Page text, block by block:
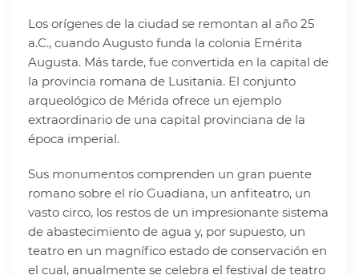
Los orígenes de la ciudad se remontan al año 25
a.C., cuando Augusto funda la colonia Emérita
Augusta. Más tarde, fue convertida en la capital de
la provincia romana de Lusitania. El conjunto
arqueológico de Mérida ofrece un ejemplo
extraordinario de una capital provinciana de la
época imperial.
Sus monumentos comprenden un gran puente
romano sobre el río Guadiana, un anfiteatro, un
vasto circo, los restos de un impresionante sistema
de abastecimiento de agua y, por supuesto, un
teatro en un magnífico estado de conservación en
el cual, anualmente se celebra el festival de teatro